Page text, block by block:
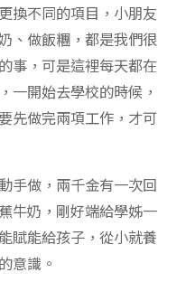
換不同的項目，小朋友
、做飯糰，都是我們很
事，可是這裡每天都在
一開始去學校的時候，
先做完兩項工作，才可
手做，兩千金有一次回
牛奶，剛好端給學姊一
賦能給孩子，從小就養
意識。